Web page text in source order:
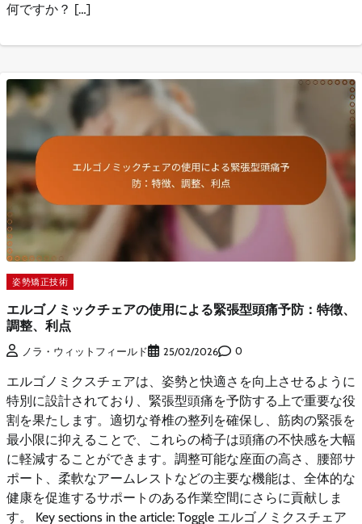
何ですか？ […]
姿勢矯正技術
エルゴノミックチェアの使用による緊張型頭痛予防：特徴、
調整、利点
ノラ・ウィットフィールド 25/02/2026 0
エルゴノミクスチェアは、姿勢と快適さを向上させるように
特別に設計されており、緊張型頭痛を予防する上で重要な役
割を果たします。適切な脊椎の整列を確保し、筋肉の緊張を
最小限に抑えることで、これらの椅子は頭痛の不快感を大幅
に軽減することができます。調整可能な座面の高さ、腰部サ
ポート、柔軟なアームレストなどの主要な機能は、全体的な
健康を促進するサポートのある作業空間にさらに貢献しま
す。 Key sections in the article: Toggle エルゴノミクスチェア